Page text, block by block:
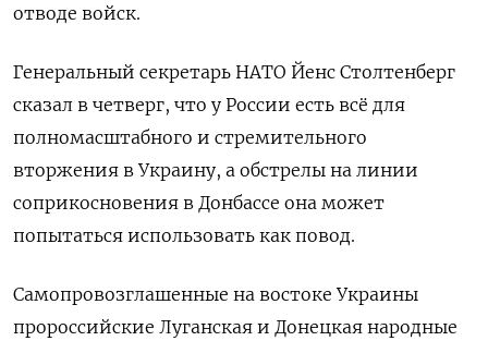
отводе войск.
Генеральный секретарь НАТО Йенс Столтенберг
сказал в четверг, что у России есть всё для
полномасштабного и стремительного
вторжения в Украину, а обстрелы на линии
соприкосновения в Донбассе она может
попытаться использовать как повод.
Самопровозглашенные на востоке Украины
пророссийские Луганская и Донецкая народные